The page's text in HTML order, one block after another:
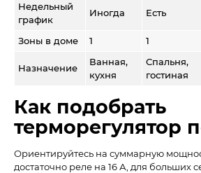
Недельный
график
Иногда Есть
Зоны в доме
1 1
Назначение
Ванная,
кухня
Спальня,
гостиная
Как подобрать
терморегулятор
Ориентируйтесь на суммарную
достаточно реле на 16 А, для больших